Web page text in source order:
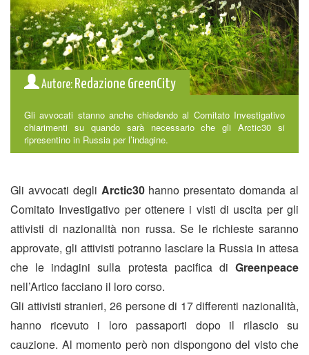
Autore: Redazione GreenCity
Gli avvocati stanno anche chiedendo al Comitato Investigativo
chiarimenti su quando sarà necessario che gli Arctic30 si
ripresentino in Russia per l’indagine.
Gli avvocati degli Arctic30hanno presentato domanda al
Comitato Investigativo per ottenere i visti di uscita per gli
attivisti di nazionalità non russa. Se le richieste saranno
approvate, gli attivisti potranno lasciare la Russia in attesa
che le indagini sulla protesta pacifica di Greenpeace
nell’Artico facciano il loro corso.
Gli attivisti stranieri, 26 persone di 17 differenti nazionalità,
hanno ricevuto i loro passaporti dopo il rilascio su
cauzione. Al momento però non dispongono del visto che